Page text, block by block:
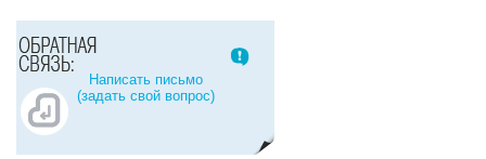
Написать письмо
(задать свой вопрос)